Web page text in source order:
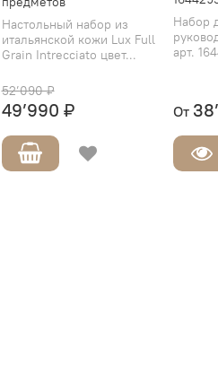
Настольный набор из
итальянской кожи Lux Full
Grain Intrecciato цвет...
52’090 ₽
49’990 ₽
Набор
арт.
От